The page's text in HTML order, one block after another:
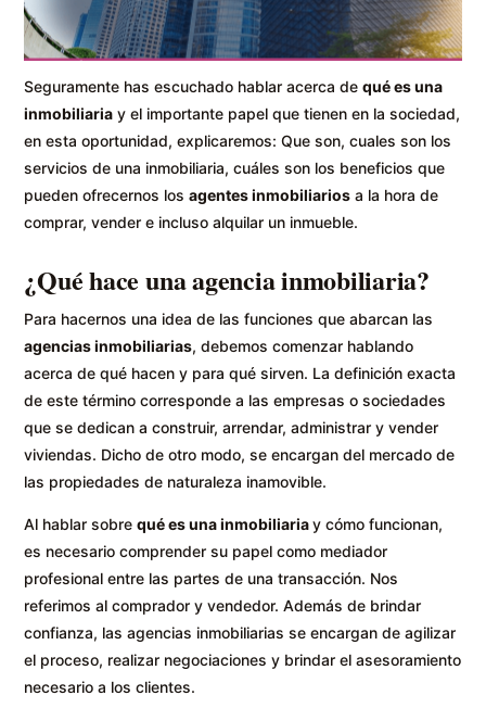
Seguramente has escuchado hablar acerca dequé es una
inmobiliaria y el importante papel que tienen en la sociedad,
en esta oportunidad, explicaremos: Que son, cuales son los
servicios de una inmobiliaria, cuáles son los beneficios que
pueden ofrecernos losagentes inmobiliarios a la hora de
comprar, vender e incluso alquilar un inmueble.
¿Qué hace una agencia inmobiliaria?
Para hacernos una idea de las funciones que abarcan las
agencias inmobiliarias, debemos comenzar hablando
acerca de qué hacen y para qué sirven. La definición exacta
de este término corresponde a las empresas o sociedades
que se dedican a construir, arrendar, administrar y vender
viviendas. Dicho de otro modo, se encargan del mercado de
las propiedades de naturaleza inamovible.
Al hablar sobrequé es una inmobiliariay cómo funcionan,
es necesario comprender su papel como mediador
profesional entre las partes de una transacción. Nos
referimos al comprador y vendedor. Además de brindar
confianza, las agencias inmobiliarias se encargan de agilizar
el proceso, realizar negociaciones y brindar el asesoramiento
necesario a los clientes.